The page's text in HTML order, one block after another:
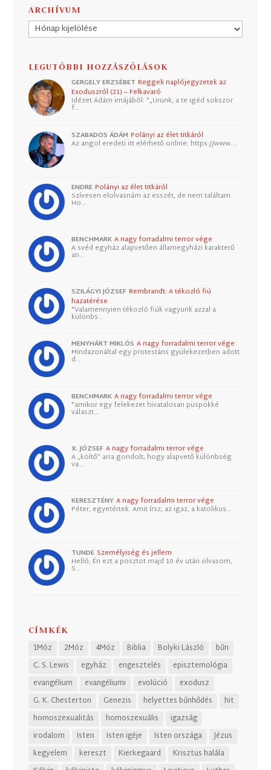
ARCHÍVUM
Archívum
LEGUTÓBBI HOZZÁSZÓLÁSOK
GERGELY ERZSÉBET Reggeli naplójegyzetek az
Exoduszról (21) – Felkavaró
Idézet Ádám imájából: "„Urunk, a te igéd sokszor
f…
SZABADOS ÁDÁM Polányi az élet titkáról
Az angol eredeti itt elérhető online: https://www.…
ENDRE Polányi az élet titkáról
Szívesen elolvasnám az esszét, de nem találtam.
Ho…
BENCHMARK A nagy forradalmi terror vége
A svéd egyház alapvetően államegyházi karakterű
an…
SZILÁGYI JÓZSEF Rembrandt: A tékozló fiú
hazatérése
"Valamennyien tékozló fiúk vagyunk azzal a
különbs…
MENYHÁRT MIKLÓS A nagy forradalmi terror vége
Mindazonáltal egy protestáns gyülekezetben adott
d…
BENCHMARK A nagy forradalmi terror vége
"amikor egy felekezet hivatalosan püspökké
választ…
X. JÓZSEF A nagy forradalmi terror vége
A „költő” arra gondolt, hogy alapvető különbség
va…
KERESZTÉNY A nagy forradalmi terror vége
Péter, egyetértek. Amit írsz, az igaz, a katolikus…
TUNDE Személyiség és jellem
Helló, Én ezt a posztot majd 10 év után olvasom,
S…
CÍMKÉK
1Móz 2Móz 4Móz Biblia Bolyki László
bűn
C. S. Lewis
egyház engesztelés
episztemológia
evangélium
evangéliumi evolúció
exodusz
G. K. Chesterton
Genezis helyettes bűnhődés
hit
homoszexualitás
homoszexuális
igazság
irodalom
Isten Isten igéje Isten országa
Jézus
kegyelem
kereszt Kierkegaard
Krisztus halála